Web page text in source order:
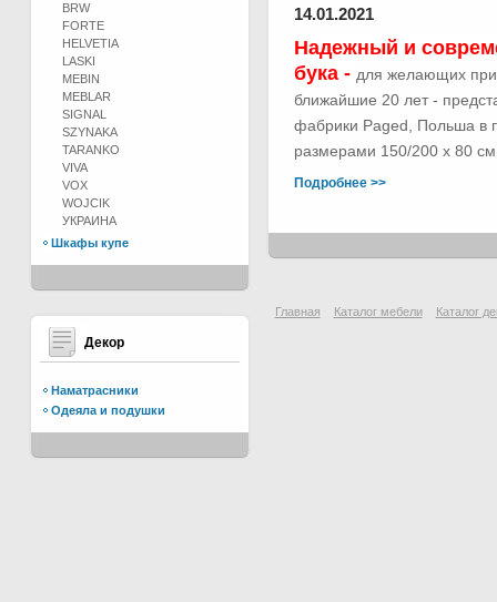
BRW
FORTE
HELVETIA
LASKI
MEBIN
MEBLAR
SIGNAL
SZYNAKA
TARANKO
VIVA
VOX
WOJCIK
УКРАИНА
Шкафы купе
Декор
Наматрасники
Одеяла и подушки
14.01.2021
Надежный и
бука - для желающих
ближайшие 20 лет -
фабрики Paged, Польша в
размерами 150/200 х 80
Подробнее >>
Главная Каталог мебели Каталог